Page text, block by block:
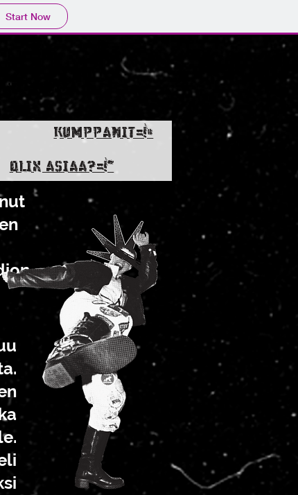
Start Now
KUMPPANIT=!#
OLIX ASIAA?=!"